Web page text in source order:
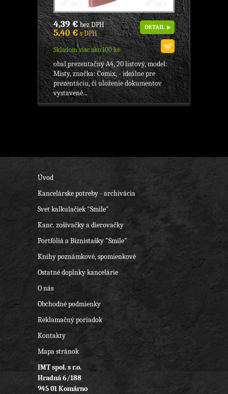
4,39 €bez DPH
5,40 €s DPH
Skladom viac ako 100 ks
DETAIL
obal prezentačný A4, 20 listový, model:
Misty, značka: Comix, - ideálne pre
prezentáciu, či uloženie dokumentov
vystavené...
Úvod
Kancelárske potreby - archivácia
Svet kalkulačiek "Smile"
Kanc. zošívačky a dierovačky
Portfóliá a Biznistašky "Smile"
Knihy poznámkové, spomienkové
Ostatné doplnky kancelárie
O nás
Obchodné podmienky
Reklamačný poriadok
Kontakty
Mapa stránok
IMT spol. s r.o.
Hradná 6/188
945 01 Komárno